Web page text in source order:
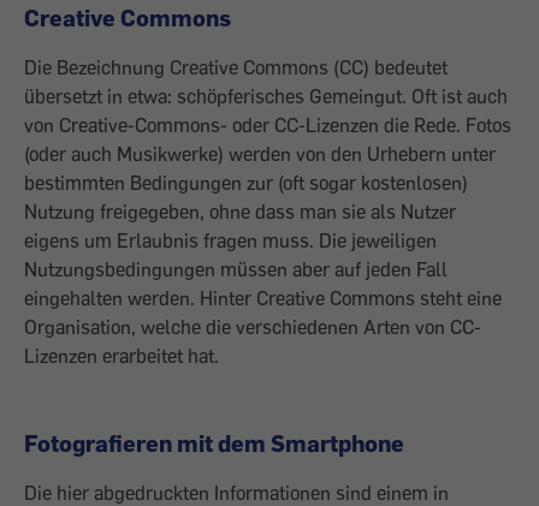
Creative Commons
Die Bezeichnung Creative Commons (CC) bedeutet
übersetzt in etwa: schöpferisches Gemeingut. Oft ist auch
von Creative-Commons- oder CC-Lizenzen die Rede. Fotos
(oder auch Musikwerke) werden von den Urhebern unter
bestimmten Bedingungen zur (oft sogar kostenlosen)
Nutzung freigegeben, ohne dass man sie als Nutzer
eigens um Erlaubnis fragen muss. Die jeweiligen
Nutzungsbedingungen müssen aber auf jeden Fall
eingehalten werden. Hinter Creative Commons steht eine
Organisation, welche die verschiedenen Arten von CC-
Lizenzen erarbeitet hat.
Fotografieren mit dem Smartphone
Die hier abgedruckten Informationen sind einem in